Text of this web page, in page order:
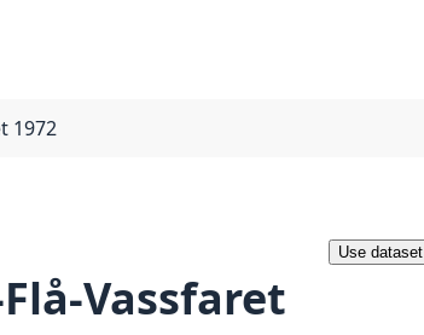
1972
Vassfaret
Use dataset